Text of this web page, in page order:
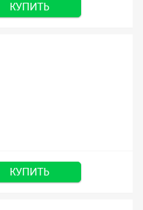
КУПИТЬ
КУПИТЬ